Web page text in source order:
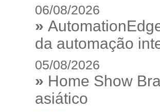
06/08/2026
»
da automação
05/08/2026
» Home Show
asiático